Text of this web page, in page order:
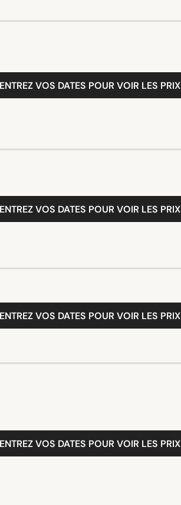
ENTREZ VOS DATES POUR VOIR LES PRIX
ENTREZ VOS DATES POUR VOIR LES PRIX
ENTREZ VOS DATES POUR VOIR LES PRIX
ENTREZ VOS DATES POUR VOIR LES PRIX